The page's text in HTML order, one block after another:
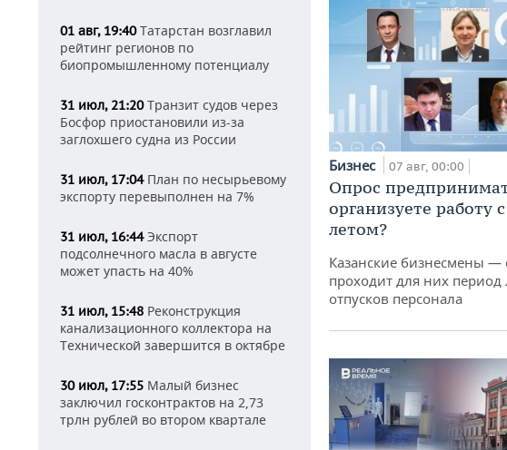
01 авг, 19:40Татарстан возглавил
рейтинг регионов по
биопромышленному потенциалу
31 июл, 21:20Транзит судов через
Босфор приостановили из-за
заглохшего судна из России
31 июл, 17:04План по несырьевому
экспорту перевыполнен на 7%
31 июл, 16:44Экспорт
подсолнечного масла в августе
может упасть на 40%
31 июл, 15:48 Реконструкция
канализационного коллектора на
Технической завершится в октябре
30 июл, 17:55 Малый бизнес
заключил госконтрактов на 2,73
трлн рублей во втором квартале
Бизнес 07 авг, 00:00
Опрос
организуете работу
летом?
Казанские бизнесмены —
проходит для них период
отпусков персонала